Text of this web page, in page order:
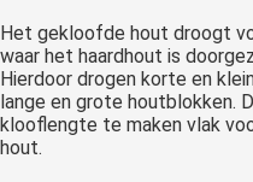
Het gekloofde hout droogt
waar het haardhout is
Hierdoor drogen korte en
lange en grote houtblokken.
klooflengte te maken vlak
hout.